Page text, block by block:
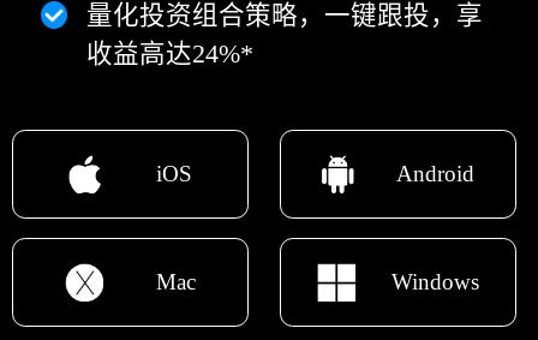
量化投资组合策略，一键跟投，享
收益高达24%*
iOS Android
Mac Windows